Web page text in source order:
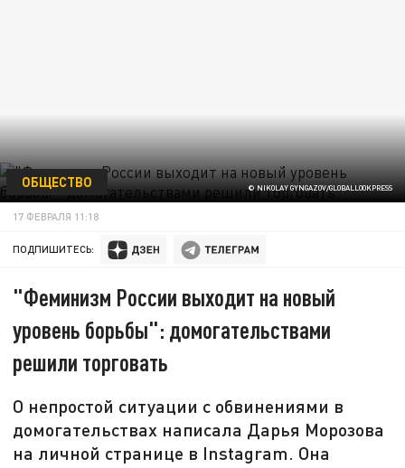
© NIKOLAY GYNGAZOV/GLOBALLOOKPRESS
ОБЩЕСТВО
17 ФЕВРАЛЯ 11:18
ПОДПИШИТЕСЬ:
"Феминизм России выходит на новый
уровень борьбы": домогательствами
решили торговать
О непростой ситуации с обвинениями в
домогательствах написала Дарья Морозова
на личной странице в Instagram. Она